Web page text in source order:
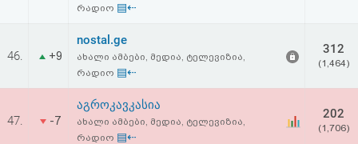
სალიცენზიო
შეთანხმება
პასუხისმგებლობის
უარყოფა
რადიო ▤⇠
46. +9
nostal.ge
ახალი ამბები, მედია, ტელევიზია,
რადიო ▤⇠
312
(1,464)
47. -7
აგროკავკასია
ახალი ამბები, მედია, ტელევიზია,
რადიო ▤⇠
202
(1,706)